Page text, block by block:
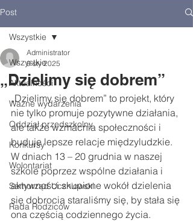
Post
Wszystkie
Aktualności
Ważne wydarzenia
Oddział przedszkolny
Konkursy
Wolontariat
Samorząd Uczniowski
Rada Rodziców
Wszystkie
„Dzielimy się dobrem”
Administrator
9 sty 2025
„Dzielimy się dobrem” to projekt, który
nie tylko promuje pozytywne działania,
ale także wzmacnia społeczności i
buduje lepsze relacje międzyludzkie.
W dniach 13 – 20 grudnia w naszej
szkole poprzez wspólne działania i
aktywności skupione wokół dzielenia
się dobrocią staraliśmy się, by stała się
ona częścią codziennego życia.